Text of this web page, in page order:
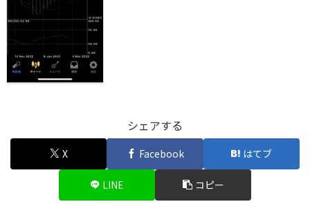
シェアする
X Facebook はてブ
LINE コピー